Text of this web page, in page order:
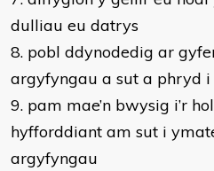
dulliau eu datrys
8. pobl ddynodedig ar
argyfyngau a sut a phryd
9. pam mae’n bwysig i’r
hyfforddiant am sut i
argyfyngau